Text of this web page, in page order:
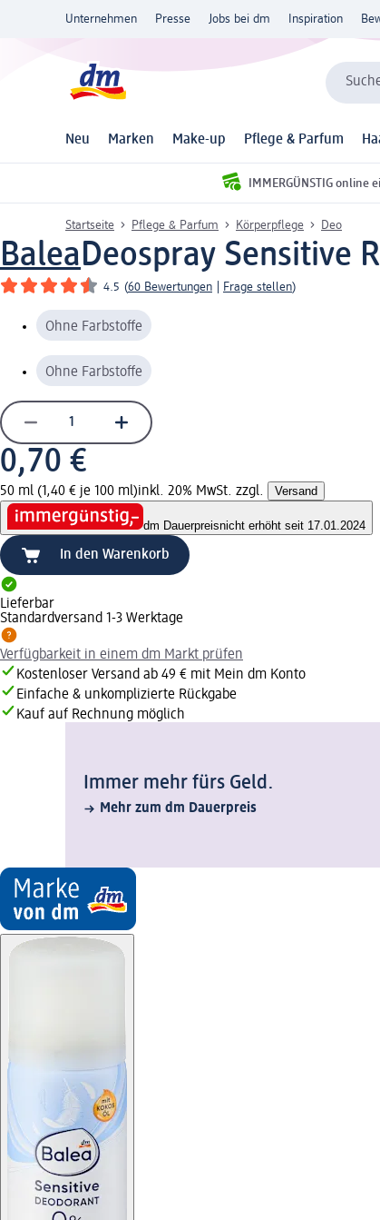
Unternehmen Presse Jobs bei dm Inspiration
Neu Marken Make-up Pflege & Parfum
IMMERGÜNSTIG online
Startseite Pflege & Parfum Körperpflege Deo
BaleaDeospray Sensitive
4.5 (60 Bewertungen Frage stellen)
Ohne Farbstoffe
Ohne Farbstoffe
0,70 €
50 ml (1,40 € je 100 ml)inkl. 20% MwSt. zzgl. Versand
dm Dauerpreisnicht erhöht seit 17.01.2024
In den Warenkorb
Lieferbar
Standardversand 1-3 Werktage
Verfügbarkeit in einem dm Markt prüfen
Kostenloser Versand ab 49 € mit Mein dm Konto
Einfache & unkomplizierte Rückgabe
Kauf auf Rechnung möglich
Immer mehr fürs Geld.
Mehr zum dm Dauerpreis